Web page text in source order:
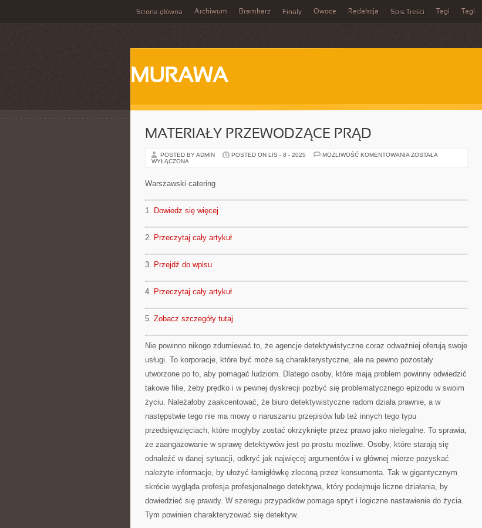
Strona główna Archiwum Bramkarz Finały Owoce Redakcja Spis Treści Tagi Tagi
MURAWA
MATERIAŁY PRZEWODZĄCE PRĄD
POSTED BY ADMIN POSTED ON LIS - 8 - 2025 MOŻLIWOŚĆ KOMENTOWANIA MATERIAŁY
ZOSTAŁA
WYŁĄCZONA
Warszawski catering
1. Dowiedz się więcej
2. Przeczytaj cały artykuł
3. Przejdź do wpisu
4. Przeczytaj cały artykuł
5. Zobacz szczegóły tutaj
Nie powinno nikogo zdumiewać to, że agencje detektywistyczne coraz odważniej oferują swoje
usługi. To korporacje, które być może są charakterystyczne, ale na pewno pozostały
utworzone po to, aby pomagać ludziom. Dlatego osoby, które mają problem powinny odwiedzić
takowe filie, żeby prędko i w pewnej dyskrecji pozbyć się problematycznego epizodu w swoim
życiu. Należałoby zaakcentować, że biuro detektywistyczne radom działa prawnie, a w
następstwie tego nie ma mowy o naruszaniu przepisów lub też innych tego typu
przedsięwzięciach, które mogłyby zostać okrzyknięte przez prawo jako nielegalne. To sprawia,
że zaangażowanie w sprawę detektywów jest po prostu możliwe. Osoby, które starają się
odnaleźć w danej sytuacji, odkryć jak najwięcej argumentów i w głównej mierze pozyskać
należyte informacje, by ułożyć łamigłówkę zleconą przez konsumenta. Tak w gigantycznym
skrócie wygląda profesja profesjonalnego detektywa, który podejmuje liczne działania, by
dowiedzieć się prawdy. W szeregu przypadków pomaga spryt i logiczne nastawienie do życia.
Tym powinien charakteryzować się detektyw.